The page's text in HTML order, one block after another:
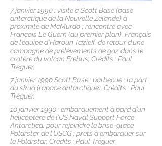
7 janvier 1990 : visite à Scott Base (base
antarctique de la Nouvelle Zélande) à
proximité de McMurdo ; rencontre avec
François Le Guern (au premier plan), Français
de l’équipe d’Haroun Tazieff, de retour d’une
campagne de prélèvements de gaz dans le
cratère du volcan Erebus, Crédits : Paul
Tréguer.
7 janvier 1990 Scott Base : barbecue ; la part
du skua (rapace antarctique), Crédits : Paul
Tréguer.
10 janvier 1990 : embarquement à bord d’un
hélicoptère de l’US Naval Support Force
Antarctica, pour rejoindre le brise-glace
Polarstar de l’USCG ; prêts à embarquer sur
le Polarstar, Crédits : Paul Tréguer.